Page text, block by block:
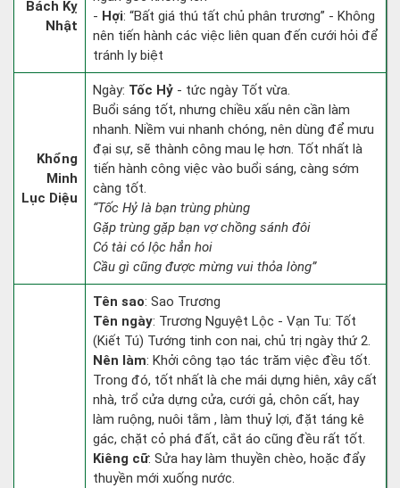
Bách Kỵ
Nhật
- Hợi: “Bất giá thú tất chủ phân trương” - Không
nên tiến hành các việc liên quan đến cưới hỏi để
tránh ly biệt
Khổng
Minh
Lục Diệu
Ngày: Tốc Hỷ - tức ngày Tốt vừa.
Buổi sáng tốt, nhưng chiều xấu nên cần làm
nhanh. Niềm vui nhanh chóng, nên dùng để mưu
đại sự, sẽ thành công mau lẹ hơn. Tốt nhất là
tiến hành công việc vào buổi sáng, càng sớm
càng tốt.
“Tốc Hỷ là bạn trùng phùng
Gặp trùng gặp bạn vợ chồng sánh đôi
Có tài có lộc hẳn hoi
Cầu gì cũng được mừng vui thỏa lòng”
Tên sao: Sao Trương
Tên ngày: Trương Nguyệt Lộc - Vạn Tu: Tốt
(Kiết Tú) Tướng tinh con nai, chủ trị ngày thứ 2.
Nên làm: Khởi công tạo tác trăm việc đều tốt.
Trong đó, tốt nhất là che mái dựng hiên, xây cất
nhà, trổ cửa dựng cửa, cưới gả, chôn cất, hay
làm ruộng, nuôi tằm , làm thuỷ lợi, đặt táng kê
gác, chặt cỏ phá đất, cắt áo cũng đều rất tốt.
Kiêng cữ: Sửa hay làm thuyền chèo, hoặc đẩy
thuyền mới xuống nước.